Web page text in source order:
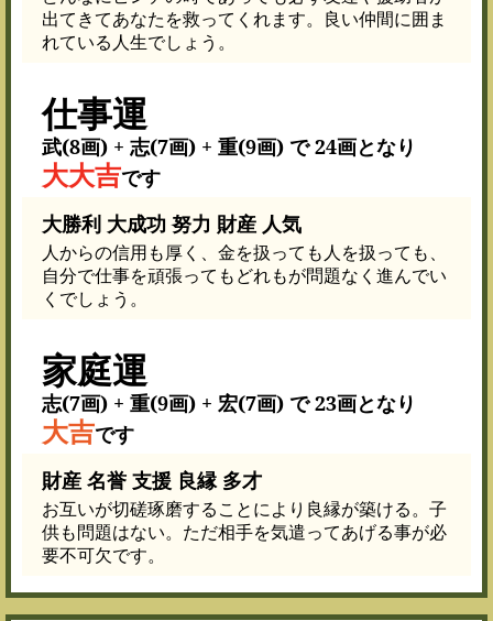
出てきてあなたを救ってくれます。良い仲間に囲ま
れている人生でしょう。
仕事運
武(8画) + 志(7画) + 重(9画) で 24画となり
大大吉です
大勝利 大成功 努力 財産 人気
人からの信用も厚く、金を扱っても人を扱っても、
自分で仕事を頑張ってもどれもが問題なく進んでい
くでしょう。
家庭運
志(7画) + 重(9画) + 宏(7画) で 23画となり
大吉です
財産 名誉 支援 良縁 多才
お互いが切磋琢磨することにより良縁が築ける。子
供も問題はない。ただ相手を気遣ってあげる事が必
要不可欠です。